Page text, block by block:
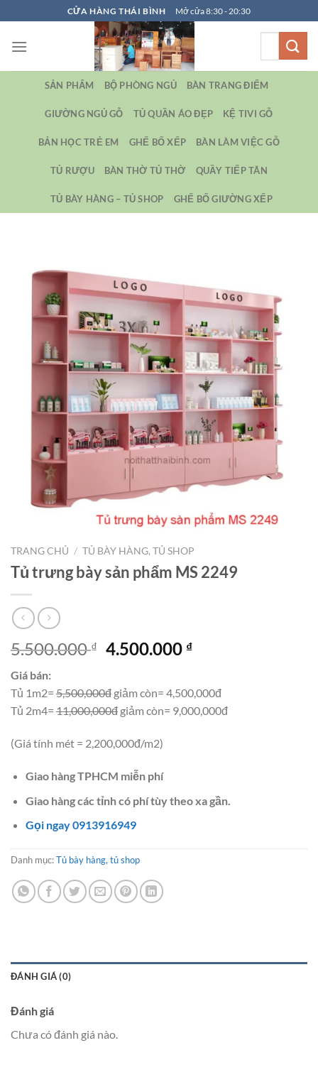
qua
nội
CỬA HÀNG THÁI BÌNH Mở cửa 8:30 - 20:30
SẢN PHẨM BỘ PHÒNG NGỦ BÀN TRANG ĐIỂM
GIƯỜNG NGỦ GỖ TỦ QUẦN ÁO ĐẸP KỆ TIVI GỖ
BẢN HỌC TRẺ EM GHẾ BỐ XẾP BÀN LÀM VIỆC GỖ
TỦ RƯỢU BÀN THỜ TỦ THỜ QUẦY TIẾP TÂN
TỦ BÀY HÀNG – TỦ SHOP GHẾ BỐ GIƯỜNG XẾP
TRANG CHỦ / TỦ BÀY HÀNG, TỦ SHOP
Tủ trưng bày sản phẩm MS 2249
5.500.000₫ Giá
5.500.000 ₫.
4.500.000 ₫Giá
là:
4.500.000 ₫.
Giá bán:
Tủ 1m2= 5,500,000đ giảm còn= 4,500,000đ
Tủ 2m4= 11,000,000đ giảm còn= 9,000,000đ
(Giá tính mét = 2,200,000đ/m2)
Giao hàng TPHCM miễn phí
Giao hàng các tỉnh có phí tùy theo xa gần.
Gọi ngay 0913916949
Danh mục:Tủ bày hàng, tủ shop
ĐÁNH GIÁ (0)
Đánh giá
Chưa có đánh giá nào.